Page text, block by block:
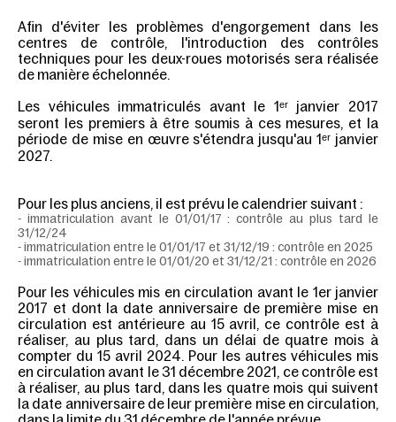
Afin d'éviter les problèmes d'engorgement dans les
centres de contrôle, l'introduction des contrôles
techniques pour les deux-roues motorisés sera réalisée
de manière échelonnée.
Les véhicules immatriculés avant le 1ᵉʳ janvier 2017
seront les premiers à être soumis à ces mesures, et la
période de mise en œuvre s'étendra jusqu'au 1ᵉʳ janvier
2027.
Pour les plus anciens, il est prévu le calendrier suivant :
- immatriculation avant le 01/01/17 : contrôle au plus tard le
31/12/24
- immatriculation entre le 01/01/17 et 31/12/19 : contrôle en 2025
- immatriculation entre le 01/01/20 et 31/12/21 : contrôle en 2026
Pour les véhicules mis en circulation avant le 1er janvier
2017 et dont la date anniversaire de première mise en
circulation est antérieure au 15 avril, ce contrôle est à
réaliser, au plus tard, dans un délai de quatre mois à
compter du 15 avril 2024. Pour les autres véhicules mis
en circulation avant le 31 décembre 2021, ce contrôle est
à réaliser, au plus tard, dans les quatre mois qui suivent
la date anniversaire de leur première mise en circulation,